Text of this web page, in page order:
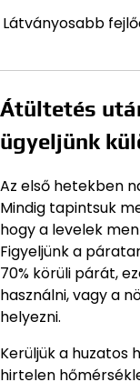
Látványosabb
Átültetés
ügyeljünk
Az első hetekben
Mindig tapintsuk
hogy a levelek
Figyeljünk a
70% körüli párát,
használni, vagy a
helyezni.
Kerüljük a huzatos
hirtelen